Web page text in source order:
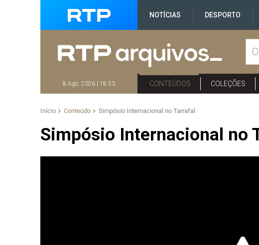
NOTÍCIAS DESPORTO
8 Ago. 2026 | 18:53 CONTEÚDOS COLEÇÕES
Início Conteúdo Simpósio Internacional no Tarrafal
Simpósio Internacional no